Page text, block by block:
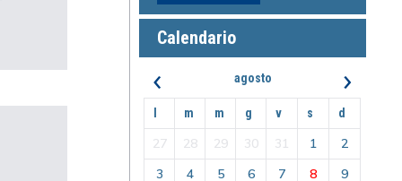
Calendario
‹ agosto ›
m m g v s d
27 28 29 30 31 1
2
3
4 5 6 7 8
9